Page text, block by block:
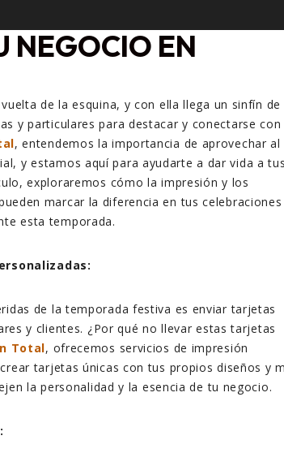
NEGOCIO EN
de la esquina, y con ella llega un sinfín de
y particulares para destacar y conectarse con
, entendemos la importancia de aprovechar al
y estamos aquí para ayudarte a dar vida a tus
exploraremos cómo la impresión y los
marcar la diferencia en tus celebraciones
esta temporada.
de la temporada festiva es enviar tarjetas
y clientes. ¿Por qué no llevar estas tarjetas
Total, ofrecemos servicios de impresión
tarjetas únicas con tus propios diseños y
la personalidad y la esencia de tu negocio.